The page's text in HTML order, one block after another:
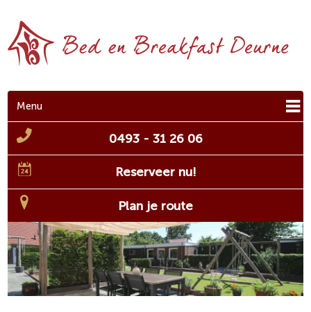
Menu
0493 - 31 26 06
Reserveer nu!
Plan je route